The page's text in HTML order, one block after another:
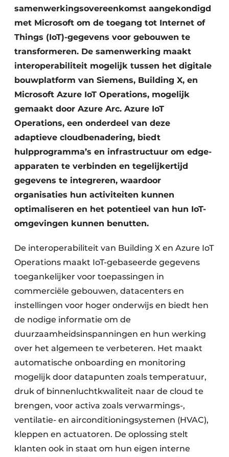
samenwerkingsovereenkomst aangekondigd
met Microsoft om de toegang tot Internet of
Things (IoT)-gegevens voor gebouwen te
transformeren. De samenwerking maakt
interoperabiliteit mogelijk tussen het digitale
bouwplatform van Siemens, Building X, en
Microsoft Azure IoT Operations, mogelijk
gemaakt door Azure Arc. Azure IoT
Operations, een onderdeel van deze
adaptieve cloudbenadering, biedt
hulpprogramma’s en infrastructuur om edge-
apparaten te verbinden en tegelijkertijd
gegevens te integreren, waardoor
organisaties hun activiteiten kunnen
optimaliseren en het potentieel van hun IoT-
omgevingen kunnen benutten. ​
De interoperabiliteit van Building X en Azure IoT
Operations maakt IoT-gebaseerde gegevens
toegankelijker voor toepassingen in
commerciële gebouwen, datacenters en
instellingen voor hoger onderwijs en biedt hen
de nodige informatie om de
duurzaamheidsinspanningen en hun werking
over het algemeen te verbeteren. Het maakt
automatische onboarding en monitoring
mogelijk door datapunten zoals temperatuur,
druk of binnenluchtkwaliteit naar de cloud te
brengen, voor activa zoals verwarmings-,
ventilatie- en airconditioningsystemen (HVAC),
kleppen en actuatoren. De oplossing stelt
klanten ook in staat om hun eigen interne